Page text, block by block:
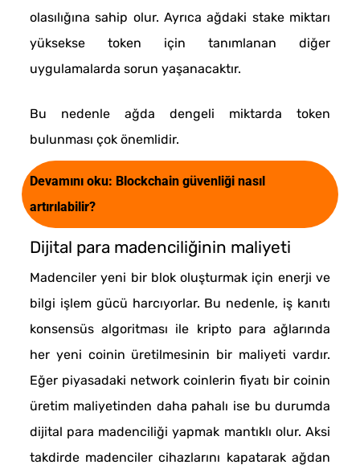
olasılığına sahip olur. Ayrıca ağdaki stake miktarı
yüksekse token için tanımlanan diğer
uygulamalarda sorun yaşanacaktır.
Bu nedenle ağda dengeli miktarda token
bulunması çok önemlidir.
Devamını oku: Blockchain güvenliği nasıl
artırılabilir?
Dijital para madenciliğinin maliyeti
Madenciler yeni bir blok oluşturmak için enerji ve
bilgi işlem gücü harcıyorlar. Bu nedenle, iş kanıtı
konsensüs algoritması ile kripto para ağlarında
her yeni coinin üretilmesinin bir maliyeti vardır.
Eğer piyasadaki network coinlerin fiyatı bir coinin
üretim maliyetinden daha pahalı ise bu durumda
dijital para madenciliği yapmak mantıklı olur. Aksi
takdirde madenciler cihazlarını kapatarak ağdan